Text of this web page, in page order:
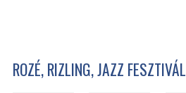
ROZÉ, RIZLING, JAZZ FESZTIVÁL